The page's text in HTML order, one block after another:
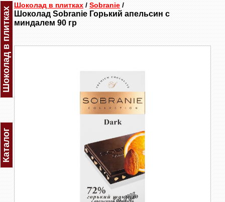
Шоколад в плитках
Каталог
Шоколад в плитках / Sobranie /
Шоколад Sobranie Горький апельсин с
миндалем 90 гр